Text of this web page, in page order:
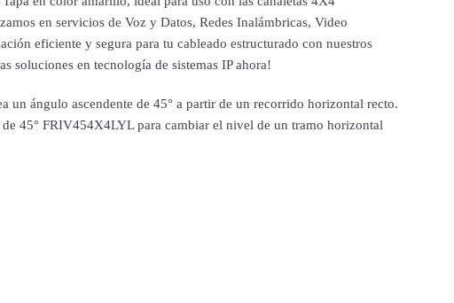
en servicios de Voz y Datos, Redes Inalámbricas, Video
eficiente y segura para tu cableado estructurado con nuestros
soluciones en tecnología de sistemas IP ahora!
un ángulo ascendente de 45° a partir de un recorrido horizontal recto.
45° FRIV454X4LYL para cambiar el nivel de un tramo horizontal